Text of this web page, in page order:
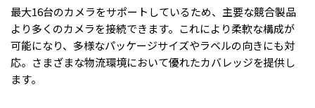
最大16台のカメラをサポートしているため、主要な競合製品
より多くのカメラを接続できます。これにより柔軟な構成が
可能になり、多様なパッケージサイズやラベルの向きにも対
応。さまざまな物流環境において優れたカバレッジを提供し
ます。